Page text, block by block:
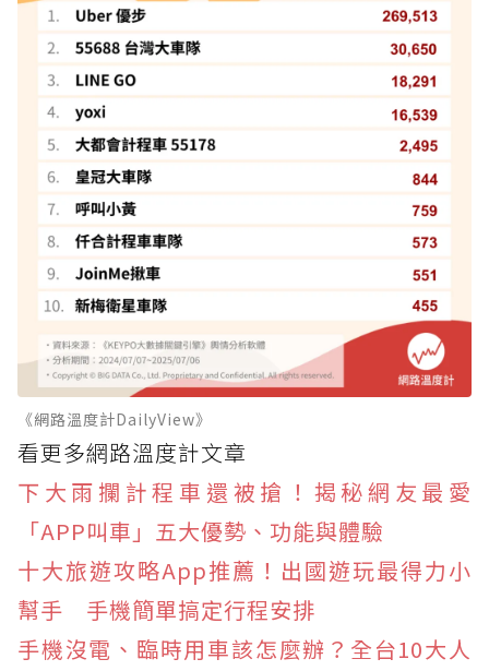
《網路溫度計DailyView》
看更多網路溫度計文章
下大雨攔計程車還被搶！揭秘網友最愛
「APP叫車」五大優勢、功能與體驗
十大旅遊攻略App推薦！出國遊玩最得力小
幫手 手機簡單搞定行程安排
手機沒電、臨時用車該怎麼辦？全台10大人